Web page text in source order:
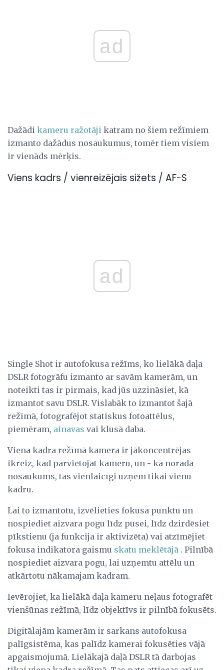
ad
Dažādi kameru ražotāji katram no šiem režīmiem
izmanto dažādus nosaukumus, tomēr tiem visiem
ir vienāds mērķis.
Viens kadrs / vienreizējais sižets / AF-S
ad
Single Shot ir autofokusa režīms, ko lielākā daļa
DSLR fotogrāfu izmanto ar savām kamerām, un
noteikti tas ir pirmais, kad jūs uzzināsiet, kā
izmantot savu DSLR. Vislabāk to izmantot šajā
režīmā, fotografējot statiskus fotoattēlus,
piemēram, ainavas vai klusā daba.
Viena kadra režīmā kamera ir jākoncentrējas
ikreiz, kad pārvietojat kameru, un - kā norāda
nosaukums, tas vienlaicīgi uzņem tikai vienu
kadru.
Lai to izmantotu, izvēlieties fokusa punktu un
nospiediet aizvara pogu līdz pusei, līdz dzirdēsiet
pīkstienu (ja funkcija ir aktivizēta) vai atzīmējiet
fokusa indikatora gaismu skatu meklētājā . Pilnībā
nospiediet aizvara pogu, lai uzņemtu attēlu un
atkārtotu nākamajam kadram.
Ievērojiet, ka lielākā daļa kameru neļaus fotografēt
vienšūnas režīmā, līdz objektīvs ir pilnībā fokusēts.
Digitālajām kamerām ir sarkans autofokusa
palīgsistēma, kas palīdz kamerai fokusēties vājā
apgaismojumā. Lielākajā daļā DSLR tā darbojas